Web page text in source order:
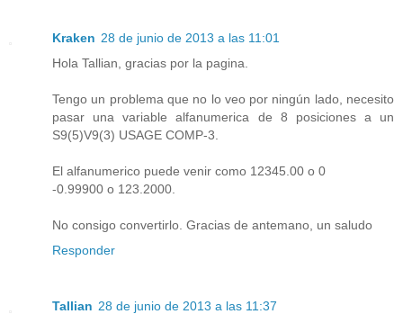
Kraken 28 de junio de 2013 a las 11:01
Hola Tallian, gracias por la pagina.
Tengo un problema que no lo veo por ningún lado, necesito
pasar una variable alfanumerica de 8 posiciones a un
S9(5)V9(3) USAGE COMP-3.
El alfanumerico puede venir como 12345.00 o 0
-0.99900 o 123.2000.
No consigo convertirlo. Gracias de antemano, un saludo
Responder
Tallian 28 de junio de 2013 a las 11:37